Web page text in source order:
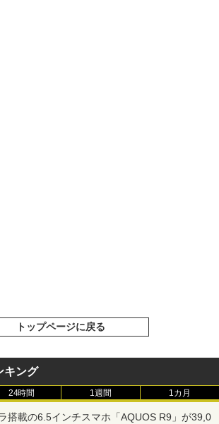
トップページに戻る
キング
24時間 1週間 1カ月
搭載の6.5インチスマホ「AQUOS R9」が39,0